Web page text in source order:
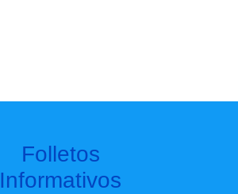
Folletos
Informativos